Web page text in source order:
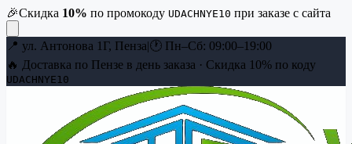
🎉Скидка 10% по промокоду UDACHNYE10 при заказе с сайта
📍 ул. Антонова 1Г, Пенза|🕐 Пн–Сб: 09:00–19:00
🔥 Доставка по Пензе в день заказа · Скидка 10% по коду
UDACHNYE10